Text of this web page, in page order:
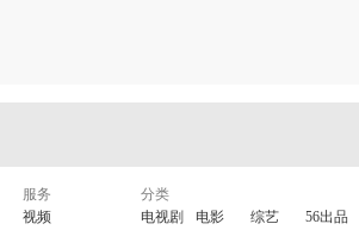
服务
视频
分类
电视剧
电影 综艺 56出品